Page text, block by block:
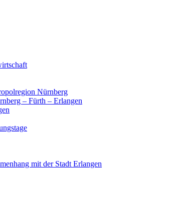
Nürnberg
– Fürth – Erlangen
mit der Stadt Erlangen